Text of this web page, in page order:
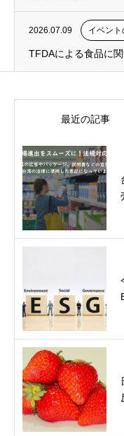
2026.07.09 イベン
TFDAによる食品に
最近の記事